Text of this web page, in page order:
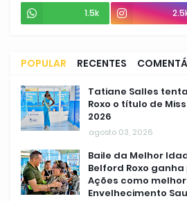
1.5k
POPULAR RECENTES
Tatiane Salles
Roxo o título de
2026
agosto 03, 2026
Baile da Melhor
Belford Roxo
Ações como
Envelhecimento